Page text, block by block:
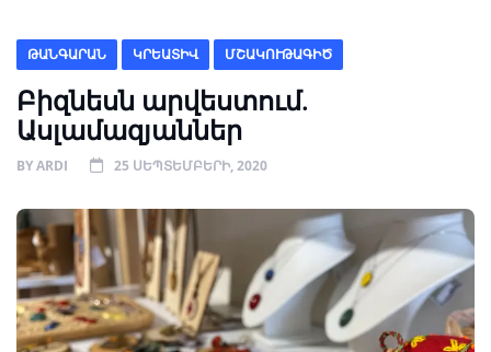
ԹԱՆԳԱՐԱՆ ԿՐԵԱՏԻՎ ՄՇԱԿՈՒԹԱԳԻԾ
Բիզնեսն արվեստում.
Ասլամազյաններ
BYARDI 25 ՍԵՊՏԵՄԲԵՐԻ, 2020